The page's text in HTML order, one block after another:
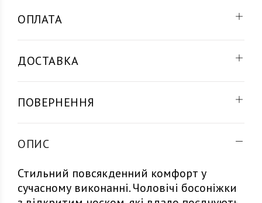
ОПЛАТА
ДОСТАВКА
ПОВЕРНЕННЯ
ОПИС
Стильний повсякденний комфорт у
сучасному виконанні. Чоловічі босоніжки